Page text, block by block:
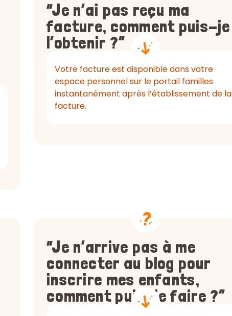
“Je n’ai pas reçu ma
facture, comment puis-je
l’obtenir ?”
Votre facture est disponible dans votre
espace personnel sur le portail familles
instantanément après l’établissement de la
facture.
“Je n’arrive pas à me
connecter au blog pour
inscrire mes enfants,
comment puis-je faire ?”